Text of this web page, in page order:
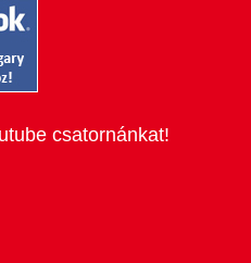
csatornánkat!